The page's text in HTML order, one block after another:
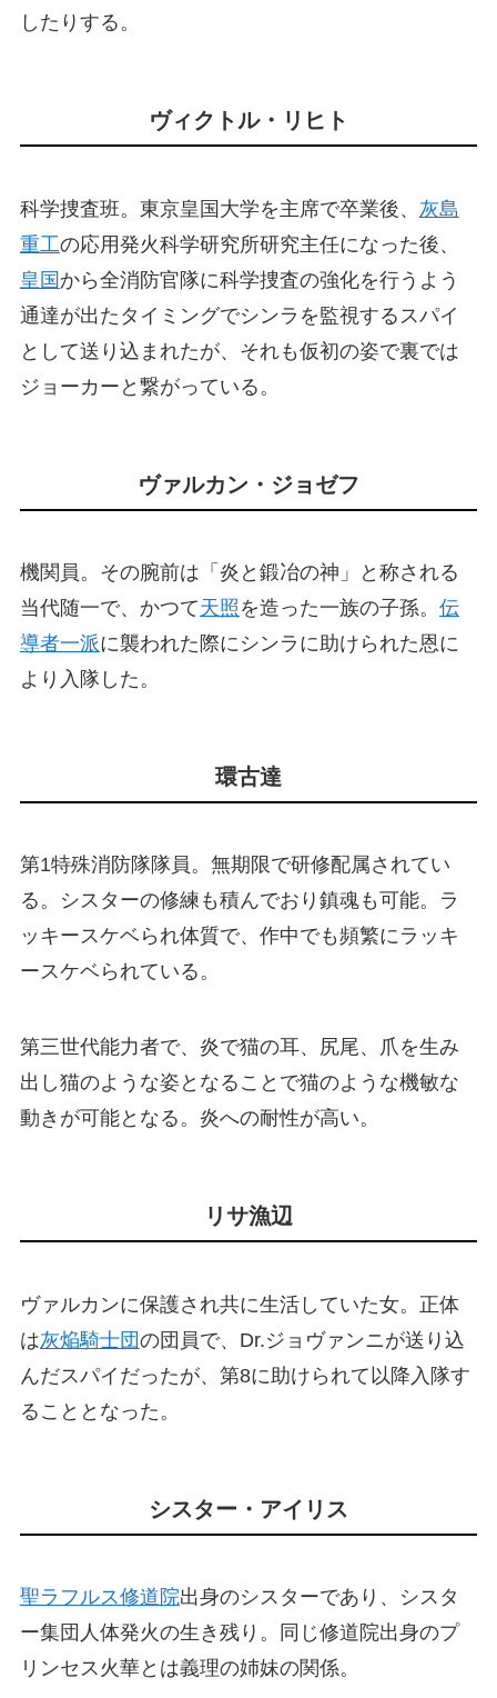
したりする。
ヴィクトル・リヒト
科学捜査班。東京皇国大学を主席で卒業後、 灰島
重工の応用発火科学研究所研究主任になった後、
皇国 から全消防官隊に科学捜査の強化を行うよう
通達が出たタイミングでシンラを監視するスパイ
として送り込まれたが、それも仮初の姿で裏では
ジョーカーと繋がっている。
ヴァルカン・ジョゼフ
機関員。その腕前は「炎と鍛冶の神」と称される
当代随一で、かつて天照 を造った一族の子孫。 伝
導者一派に襲われた際にシンラに助けられた恩に
より入隊した。
環古達
第1特殊消防隊隊員。無期限で研修配属されてい
る。シスターの修練も積んでおり鎮魂も可能。ラ
ッキースケベられ体質で、作中でも頻繁にラッキ
ースケベられている。
第三世代能力者で、炎で猫の耳、尻尾、爪を生み
出し猫のような姿となることで猫のような機敏な
動きが可能となる。炎への耐性が高い。
リサ漁辺
ヴァルカンに保護され共に生活していた女。正体
は灰焔騎士団の団員で、Dr.ジョヴァンニが送り込
んだスパイだったが、第8に助けられて以降入隊す
ることとなった。
シスター・アイリス
聖ラフルス修道院出身のシスターであり、シスタ
ー集団人体発火の生き残り。同じ修道院出身のプ
リンセス火華とは義理の姉妹の関係。